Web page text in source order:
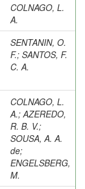
COLNAGO, L.
A.
SENTANIN, O.
F.; SANTOS, F.
C. A.
COLNAGO, L.
A.; AZEREDO,
R. B. V.;
SOUSA, A. A.
de;
ENGELSBERG,
M.